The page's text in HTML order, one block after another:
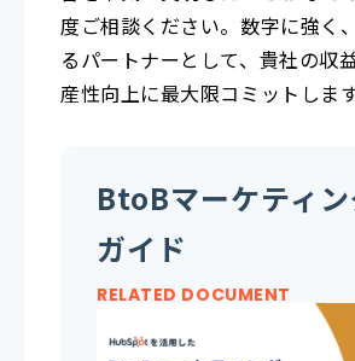
度ご相談ください。数字に強く
るパートナーとして、貴社の収
産性向上に最大限コミットします
BtoBマーケティ
ガイド
RELATED DOCUMENT